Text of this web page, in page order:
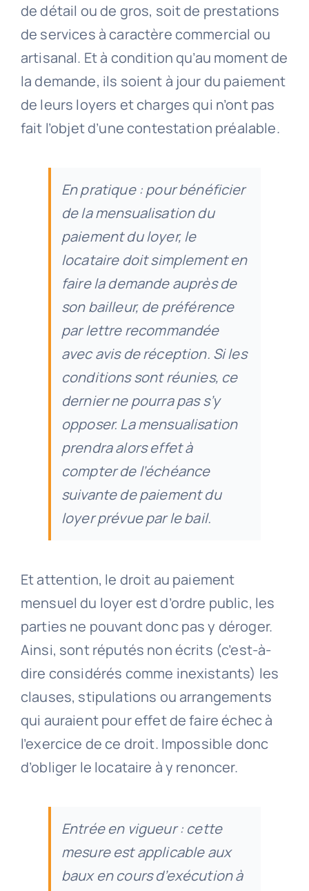
de détail ou de gros, soit de prestations
de services à caractère commercial ou
artisanal. Et à condition qu’au moment de
la demande, ils soient à jour du paiement
de leurs loyers et charges qui n’ont pas
fait l’objet d’une contestation préalable.
En pratique : pour bénéficier
de la mensualisation du
paiement du loyer, le
locataire doit simplement en
faire la demande auprès de
son bailleur, de préférence
par lettre recommandée
avec avis de réception. Si les
conditions sont réunies, ce
dernier ne pourra pas s’y
opposer. La mensualisation
prendra alors effet à
compter de l’échéance
suivante de paiement du
loyer prévue par le bail.
Et attention, le droit au paiement
mensuel du loyer est d’ordre public, les
parties ne pouvant donc pas y déroger.
Ainsi, sont réputés non écrits (c’est-à-
dire considérés comme inexistants) les
clauses, stipulations ou arrangements
qui auraient pour effet de faire échec à
l’exercice de ce droit. Impossible donc
d’obliger le locataire à y renoncer.
Entrée en vigueur : cette
mesure est applicable aux
baux en cours d’exécution à